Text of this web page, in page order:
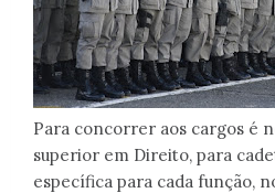
Para concorrer aos cargos é
superior em Direito, para
específica para cada função,